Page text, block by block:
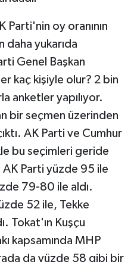
Parti'nin oy oranının
daha yukarıda
Genel Başkan
kaç kişiyle olur? 2 bin
anketler yapılıyor.
bir seçmen üzerinden
AK Parti ve Cumhur
bu seçimleri geride
AK Parti yüzde 95 ile
79-80 ile aldı.
52 ile, Tekke
Tokat'ın Kuşçu
kapsamında MHP
da yüzde 58 gibi bir